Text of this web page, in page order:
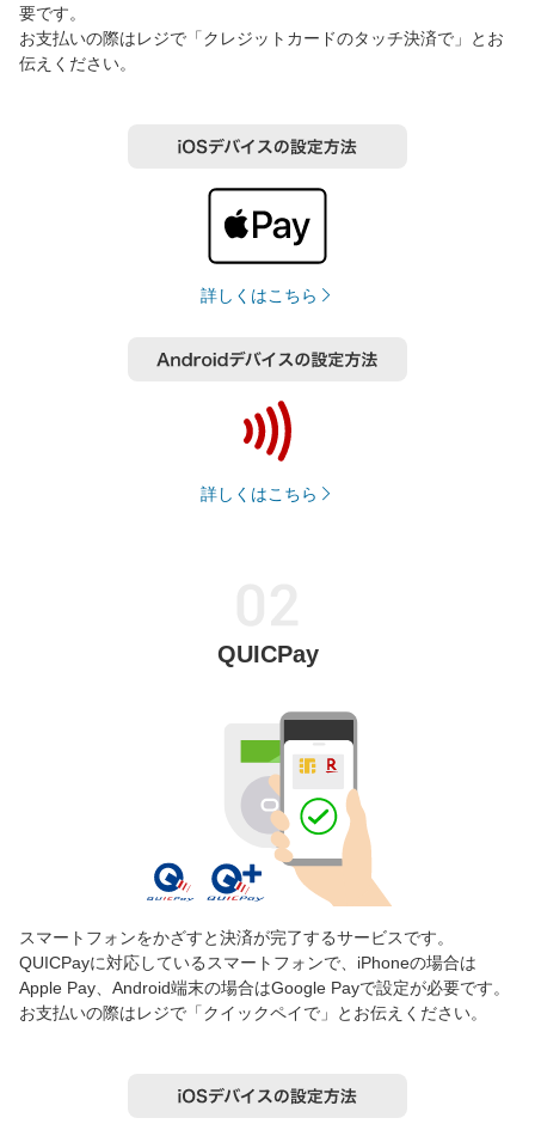
要です。
お支払いの際はレジで「クレジットカードのタッチ決済で」とお
伝えください。
詳しくはこちら
詳しくはこちら
QUICPay
スマートフォンをかざすと決済が完了するサービスです。
QUICPayに対応しているスマートフォンで、iPhoneの場合は
Apple Pay、Android端末の場合はGoogle Payで設定が必要です。
お支払いの際はレジで「クイックペイで」とお伝えください。